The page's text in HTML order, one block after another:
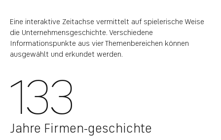
Eine interaktive Zeitachse vermittelt auf spielerische Weise
die Unternehmensgeschichte. Verschiedene
Informationspunkte aus vier Themenbereichen können
ausgewählt und erkundet werden.
133
Jahre Firmen-geschichte